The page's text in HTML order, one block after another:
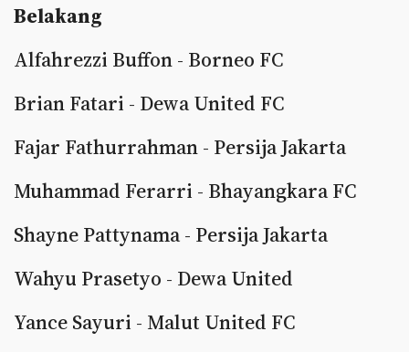
Belakang
Alfahrezzi Buffon - Borneo FC
Brian Fatari - Dewa United FC
Fajar Fathurrahman - Persija Jakarta
Muhammad Ferarri - Bhayangkara FC
Shayne Pattynama - Persija Jakarta
Wahyu Prasetyo - Dewa United
Yance Sayuri - Malut United FC